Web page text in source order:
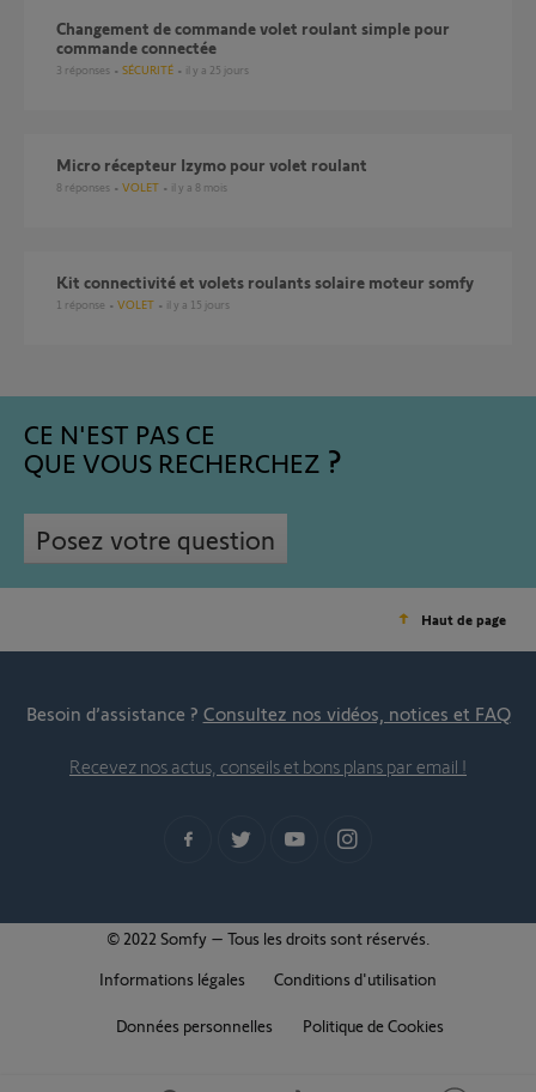
Changement de commande volet roulant simple pour
commande connectée
3 réponses SÉCURITÉ il y a 25 jours
Micro récepteur Izymo pour volet roulant
8 réponses VOLET il y a 8 mois
Kit connectivité et volets roulants solaire moteur somfy
1 réponse VOLET il y a 15 jours
CE N'EST PAS CE
QUE VOUS RECHERCHEZ
Posez votre question
Haut de page
Besoin d’assistance ? Consultez nos vidéos, notices et FAQ
Recevez nos actus, conseils et bons plans par email !
© 2022 Somfy – Tous les droits sont réservés.
Informations légales
Conditions d'utilisation
Données personnelles Politique de Cookies